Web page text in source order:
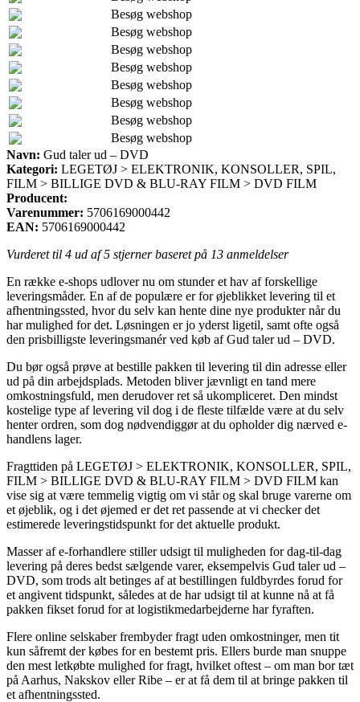
Besøg webshop
Besøg webshop
Besøg webshop
Besøg webshop
Besøg webshop
Besøg webshop
Besøg webshop
Besøg webshop
Navn: Gud taler ud – DVD
Kategori: LEGETØJ > ELEKTRONIK, KONSOLLER, SPIL,
FILM > BILLIGE DVD & BLU-RAY FILM > DVD FILM
Producent:
Varenummer: 5706169000442
EAN: 5706169000442
Vurderet til 4 ud af 5 stjerner baseret på 13 anmeldelser
En række e-shops udlover nu om stunder et hav af forskellige
leveringsmåder. En af de populære er for øjeblikket levering til et
afhentningssted, hvor du selv kan hente dine nye produkter når du
har mulighed for det. Løsningen er jo yderst ligetil, samt ofte også
den prisbilligste leveringsmanér ved køb af Gud taler ud – DVD.
Du bør også prøve at bestille pakken til levering til din adresse eller
ud på din arbejdsplads. Metoden bliver jævnligt en tand mere
omkostningsfuld, men derudover ret så ukompliceret. Den mindst
kostelige type af levering vil dog i de fleste tilfælde være at du selv
henter ordren, som dog nødvendiggør at du opholder dig nærved e-
handlens lager.
Fragttiden på LEGETØJ > ELEKTRONIK, KONSOLLER, SPIL,
FILM > BILLIGE DVD & BLU-RAY FILM > DVD FILM kan
vise sig at være temmelig vigtig om vi står og skal bruge varerne om
et øjeblik, og i det øjemed er det ret passende at vi checker det
estimerede leveringstidspunkt for det aktuelle produkt.
Masser af e-forhandlere stiller udsigt til muligheden for dag-til-dag
levering på deres bedst sælgende varer, eksempelvis Gud taler ud –
DVD, som trods alt betinges af at bestillingen fuldbyrdes forud for
et angivent tidspunkt, således at de har udsigt til at kunne nå at få
pakken fikset forud for at logistikmedarbejderne har fyraften.
Flere online selskaber frembyder fragt uden omkostninger, men tit
kun såfremt der købes for en bestemt pris. Ellers burde man snuppe
den mest letkøbte mulighed for fragt, hvilket oftest – om man bor tæt
på Aarhus, Nakskov eller Ribe – er at få dem til at bringe pakken til
et afhentningssted.